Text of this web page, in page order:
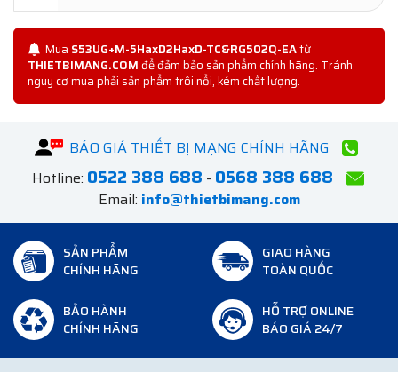
Mua S53UG+M-5HaxD2HaxD-TC&RG502Q-EAtừ
THIETBIMANG.COMđể đảm bảo sản phẩm chính hãng. Tránh
nguy cơ mua phải sản phẩm trôi nổi, kém chất lượng.
BÁO GIÁ THIẾT BỊ MẠNG CHÍNH HÃNG
Hotline: 0522 388 688 - 0568 388 688
Email: info@thietbimang.com
SẢN PHẨM
CHÍNH HÃNG
GIAO HÀNG
TOÀN QUỐC
BẢO HÀNH
CHÍNH HÃNG
HỖ TRỢ ONLINE
BÁO GIÁ 24/7